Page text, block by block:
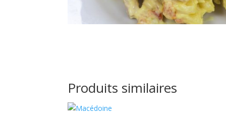
Produits similaires